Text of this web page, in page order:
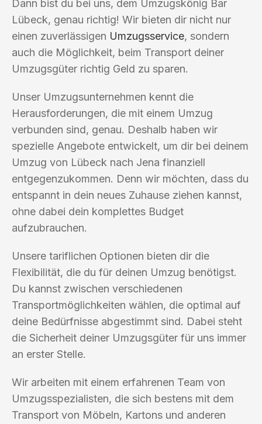
Dann bist du bei uns, dem Umzugskönig Bar
Lübeck, genau richtig! Wir bieten dir nicht nur
einen zuverlässigen Umzugsservice, sondern
auch die Möglichkeit, beim Transport deiner
Umzugsgüter richtig Geld zu sparen.
Unser Umzugsunternehmen kennt die
Herausforderungen, die mit einem Umzug
verbunden sind, genau. Deshalb haben wir
spezielle Angebote entwickelt, um dir bei deinem
Umzug von Lübeck nach Jena finanziell
entgegenzukommen. Denn wir möchten, dass du
entspannt in dein neues Zuhause ziehen kannst,
ohne dabei dein komplettes Budget
aufzubrauchen.
Unsere tariflichen Optionen bieten dir die
Flexibilität, die du für deinen Umzug benötigst.
Du kannst zwischen verschiedenen
Transportmöglichkeiten wählen, die optimal auf
deine Bedürfnisse abgestimmt sind. Dabei steht
die Sicherheit deiner Umzugsgüter für uns immer
an erster Stelle.
Wir arbeiten mit einem erfahrenen Team von
Umzugsspezialisten, die sich bestens mit dem
Transport von Möbeln, Kartons und anderen